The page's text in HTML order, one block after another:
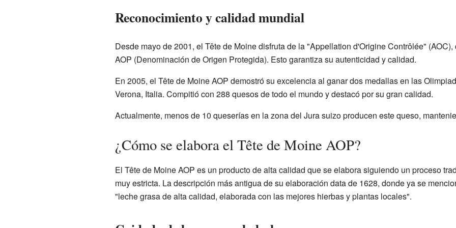
Reconocimiento y calidad mundial
Desde mayo de 2001, el Tête de Moine disfruta de la "Appellation d'Origine Contrôlée"
AOP (Denominación de Origen Protegida). Esto garantiza su autenticidad y calidad.
En 2005, el Tête de Moine AOP demostró su excelencia al ganar dos medallas en las
Verona, Italia. Compitió con 288 quesos de todo el mundo y destacó por su gran calidad.
Actualmente, menos de 10 queserías en la zona del Jura suizo producen este queso,
¿Cómo se elabora el Tête de Moine AOP?
El Tête de Moine AOP es un producto de alta calidad que se elabora siguiendo un proceso
muy estricta. La descripción más antigua de su elaboración data de 1628, donde ya se
"leche grasa de alta calidad, elaborada con las mejores hierbas y plantas locales".